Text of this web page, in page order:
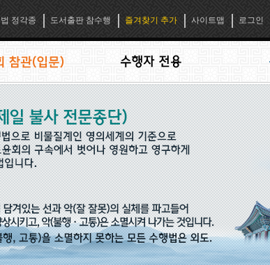
정각종 도서출판 참수행 즐겨찾기 추가 사이트맵 로그인